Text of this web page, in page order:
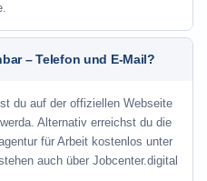
– Telefon und E-Mail?
du auf der offiziellen Webseite
Alternativ erreichst du die
für Arbeit kostenlos unter
auch über Jobcenter.digital